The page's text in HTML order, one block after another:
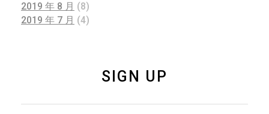
2019 年 8 月 (8)
2019 年 7 月 (4)
SIGN UP